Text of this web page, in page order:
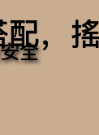
，
全